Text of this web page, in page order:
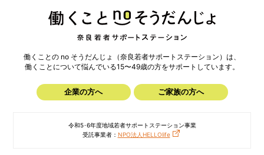
働くことの no そうだんじょ（奈良若者サポートステーション）は、
働くことについて悩んでいる15〜49歳の方をサポートしています。
企業の方へ ご家族の方へ
令和5･6年度地域若者サポートステーション事業
受託事業者： NPO法人HELLOlife